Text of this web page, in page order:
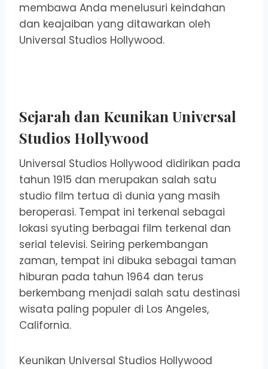
membawa Anda menelusuri keindahan
dan keajaiban yang ditawarkan oleh
Universal Studios Hollywood.
Sejarah dan Keunikan Universal
Studios Hollywood
Universal Studios Hollywood didirikan pada
tahun 1915 dan merupakan salah satu
studio film tertua di dunia yang masih
beroperasi. Tempat ini terkenal sebagai
lokasi syuting berbagai film terkenal dan
serial televisi. Seiring perkembangan
zaman, tempat ini dibuka sebagai taman
hiburan pada tahun 1964 dan terus
berkembang menjadi salah satu destinasi
wisata paling populer di Los Angeles,
California.
Keunikan Universal Studios Hollywood